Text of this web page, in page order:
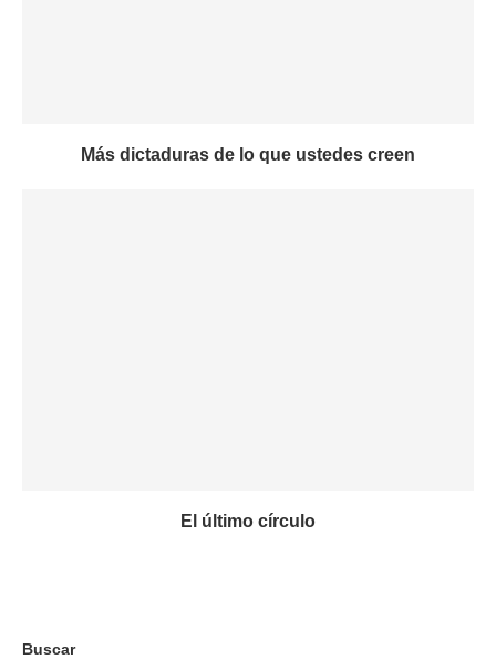
Más dictaduras de lo que ustedes creen
El último círculo
Buscar